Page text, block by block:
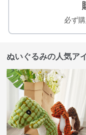
必ず
ぬいぐるみの人気ア